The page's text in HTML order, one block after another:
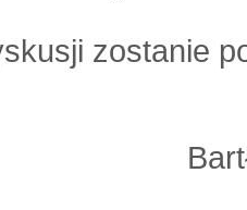
zostanie